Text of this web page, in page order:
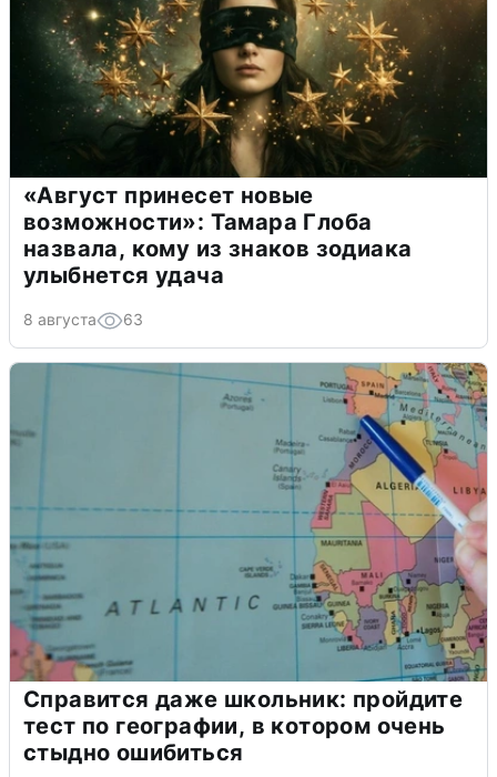
«Август принесет новые
возможности»: Тамара Глоба
назвала, кому из знаков зодиака
улыбнется удача
8 августа 63
Справится даже школьник: пройдите
тест по географии, в котором очень
стыдно ошибиться